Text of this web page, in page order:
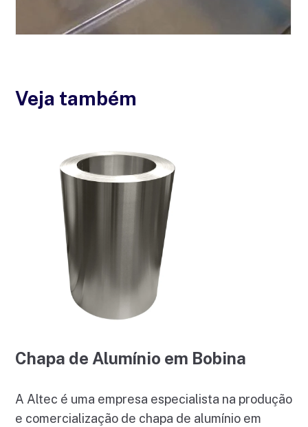
Veja também
Chapa de Alumínio em Bobina
A Altec é uma empresa especialista na produção
e comercialização de chapa de alumínio em